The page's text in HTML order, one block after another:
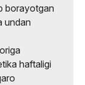
borayotgan
undan
haftaligi